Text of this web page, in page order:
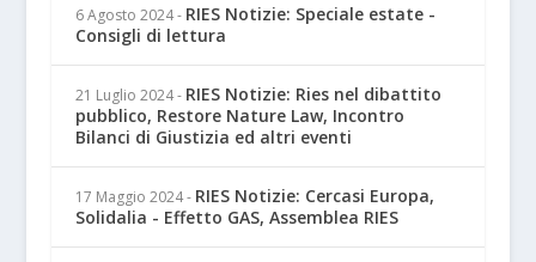
6 Agosto 2024 - RIES Notizie: Speciale estate -
Consigli di lettura
21 Luglio 2024 - RIES Notizie: Ries nel dibattito
pubblico, Restore Nature Law, Incontro
Bilanci di Giustizia ed altri eventi
17 Maggio 2024 - RIES Notizie: Cercasi Europa,
Solidalia - Effetto GAS, Assemblea RIES